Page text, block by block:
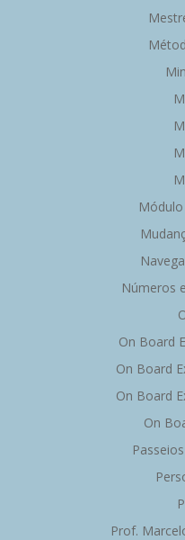
Números
On Board
On Board
On Board
On
Prof.